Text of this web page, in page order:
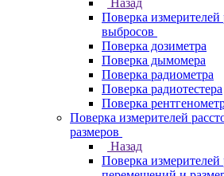
Назад
Поверка
выбросов
Поверка дозиметра
Поверка дымомера
Поверка радиометра
Поверка радиотестера
Поверка
Поверка измерителей
размеров
Назад
Поверка измерителей